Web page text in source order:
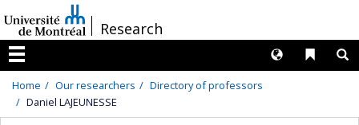
au
contenu
/Research
Menu
Liens
Langues
Home Our researchers
Directory of professors
Daniel LAJEUNESSE